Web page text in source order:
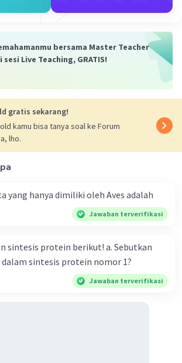
: Benar, ini adalah arti dari nilai
tekanan saat jantung
di antara detak: Benar, ini adalah
tekanan darah normal pada
darah tinggi, bukan normal
darah normal biasanya di bawah 120/80
arti dari nilai tekanan darah 140/90
normal pada siswa.”
bersama Master Teacher
sesi Live Teaching, GRATIS!
gratis sekarang!
kamu bisa tanya soal ke Forum
lho.
yang hanya dimiliki oleh Aves adalah
Jawaban terverifikasi
protein berikut! a. Sebutkan
dalam sintesis protein nomor 1?
Jawaban terverifikasi